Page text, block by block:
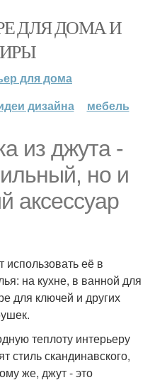
ДЛЯ ДОМА И
для дома
дизайна мебель
из джута -
но и
аксессуар
использовать её в
на кухне, в ванной для
для ключей и других
теплоту интерьеру
стиль скандинавского,
же, джут - это